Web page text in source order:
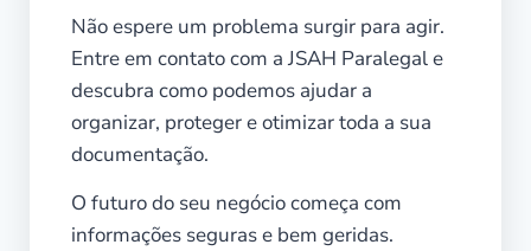
Não espere um problema surgir para agir.
Entre em contato com a JSAH Paralegal e
descubra como podemos ajudar a
organizar, proteger e otimizar toda a sua
documentação.
O futuro do seu negócio começa com
informações seguras e bem geridas.